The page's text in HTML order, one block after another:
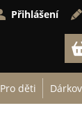
Přihlášení
Pro děti